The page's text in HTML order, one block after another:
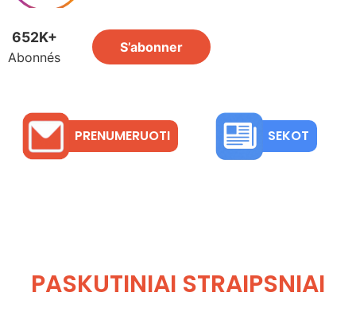
PRENUMERUOTI SEKOT
PASKUTINIAI STRAIPSNIAI